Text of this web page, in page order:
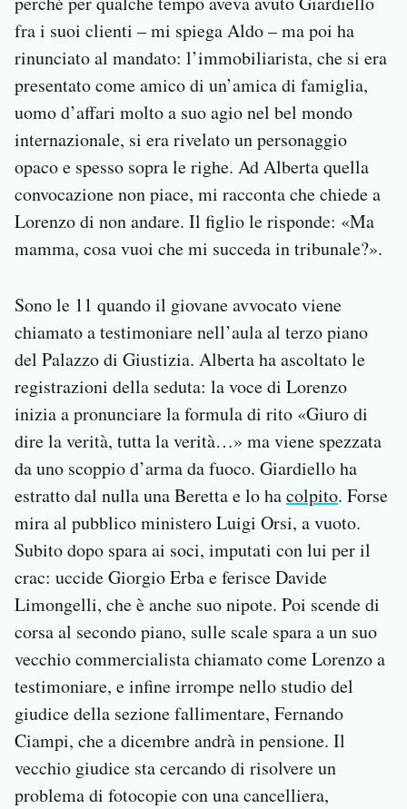
fra i suoi clienti – mi spiega Aldo – ma poi ha
rinunciato al mandato: l’immobiliarista, che si era
presentato come amico di un’amica di famiglia,
uomo d’affari molto a suo agio nel bel mondo
internazionale, si era rivelato un personaggio
opaco e spesso sopra le righe. Ad Alberta quella
convocazione non piace, mi racconta che chiede a
Lorenzo di non andare. Il figlio le risponde: «Ma
mamma, cosa vuoi che mi succeda in tribunale?».
Sono le 11 quando il giovane avvocato viene
chiamato a testimoniare nell’aula al terzo piano
del Palazzo di Giustizia. Alberta ha ascoltato le
registrazioni della seduta: la voce di Lorenzo
inizia a pronunciare la formula di rito «Giuro di
dire la verità, tutta la verità…» ma viene spezzata
da uno scoppio d’arma da fuoco. Giardiello ha
estratto dal nulla una Beretta e lo hacolpito. Forse
mira al pubblico ministero Luigi Orsi, a vuoto.
Subito dopo spara ai soci, imputati con lui per il
crac: uccide Giorgio Erba e ferisce Davide
Limongelli, che è anche suo nipote. Poi scende di
corsa al secondo piano, sulle scale spara a un suo
vecchio commercialista chiamato come Lorenzo a
testimoniare, e infine irrompe nello studio del
giudice della sezione fallimentare, Fernando
Ciampi, che a dicembre andrà in pensione. Il
vecchio giudice sta cercando di risolvere un
problema di fotocopie con una cancelliera,